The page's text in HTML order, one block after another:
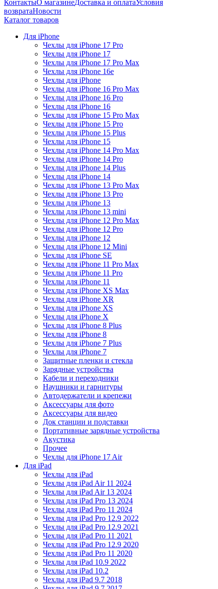
КонтактыО магазинеДоставка и оплатаУсловия
возвратаНовости
Каталог товаров
Для iPhone
Чехлы для iPhone 17 Pro
Чехлы для iPhone 17
Чехлы для iPhone 17 Pro Max
Чехлы для iPhone 16e
Чехлы для iPhone
Чехлы для iPhone 16 Pro Max
Чехлы для iPhone 16 Pro
Чехлы для iPhone 16
Чехлы для iPhone 15 Pro Max
Чехлы для iPhone 15 Pro
Чехлы для iPhone 15 Plus
Чехлы для iPhone 15
Чехлы для iPhone 14 Pro Max
Чехлы для iPhone 14 Pro
Чехлы для iPhone 14 Plus
Чехлы для iPhone 14
Чехлы для iPhone 13 Pro Max
Чехлы для iPhone 13 Pro
Чехлы для iPhone 13
Чехлы для iPhone 13 mini
Чехлы для iPhone 12 Pro Max
Чехлы для iPhone 12 Pro
Чехлы для iPhone 12
Чехлы для iPhone 12 Mini
Чехлы для iPhone SE
Чехлы для iPhone 11 Pro Max
Чехлы для iPhone 11 Pro
Чехлы для iPhone 11
Чехлы для iPhone XS Max
Чехлы для iPhone XR
Чехлы для iPhone XS
Чехлы для iPhone X
Чехлы для iPhone 8 Plus
Чехлы для iPhone 8
Чехлы для iPhone 7 Plus
Чехлы для iPhone 7
Защитные пленки и стекла
Зарядные устройства
Кабели и переходники
Наушники и гарнитуры
Автодержатели и крепежи
Аксессуары для фото
Аксессуары для видео
Док станции и подставки
Портативные зарядные устройства
Акустика
Прочее
Чехлы для iPhone 17 Air
Для iPad
Чехлы для iPad
Чехлы для iPad Air 11 2024
Чехлы для iPad Air 13 2024
Чехлы для iPad Pro 13 2024
Чехлы для iPad Pro 11 2024
Чехлы для iPad Pro 12.9 2022
Чехлы для iPad Pro 12.9 2021
Чехлы для iPad Pro 11 2021
Чехлы для iPad Pro 12.9 2020
Чехлы для iPad Pro 11 2020
Чехлы для iPad 10.9 2022
Чехлы для iPad 10.2
Чехлы для iPad 9.7 2018